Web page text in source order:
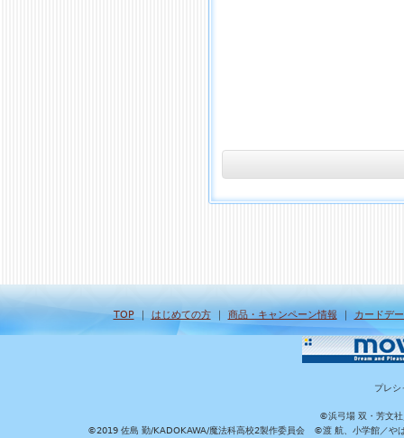
TOP｜ はじめての方｜ 商品・キャンペーン情報 ｜ カードデ
プレシ
©浜弓場 双・芳文社
©2019 佐島 勤/KADOKAWA/魔法科高校2製作委員会 ©渡 航、小学館／や